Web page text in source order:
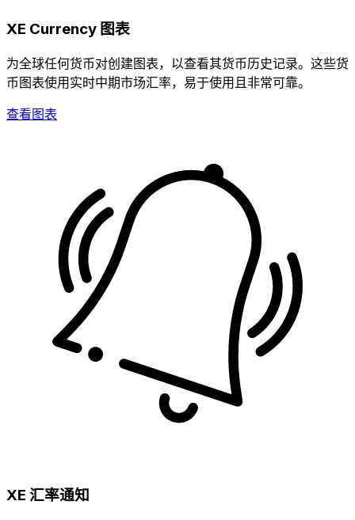
XE Currency 图表
为全球任何货币对创建图表，以查看其货币历史记录。这些货
币图表使用实时中期市场汇率，易于使用且非常可靠。
查看图表
XE 汇率通知